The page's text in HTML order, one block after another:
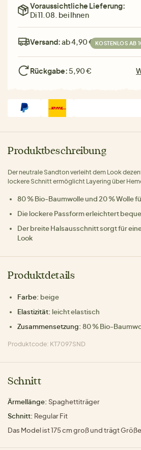
Voraussichtliche Lieferung:
Di 11.08. bei Ihnen
Versand:ab 4,90 € KOSTENLOS AB
Rückgabe: 5,90 €
Produktbeschreibung
Der neutrale Sandton verleiht dem Look
lockere Schnitt ermöglicht Layering über
80 % Bio-Baumwolle und 20 % Wolle
Die lockere Passform erleichtert
Der breite Halsausschnitt sorgt für
Look
Produktdetails
Farbe: beige
Elastizität: leicht elastisch
Zusammensetzung: 80 % Bio-
Produktcode: KT7097SND
Schnitt
Ärmellänge: Spaghettiträger
Schnitt: Regular Fit
Das Model ist 175 cm groß und trägt